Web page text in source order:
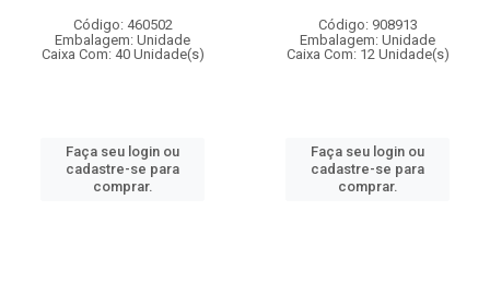
Código: 460502
Embalagem: Unidade
Caixa Com: 40 Unidade(s)
Faça seu login ou
cadastre-se para
comprar.
Código: 908913
Embalagem: Unidade
Caixa Com: 12 Unidade(s)
Faça seu login ou
cadastre-se para
comprar.